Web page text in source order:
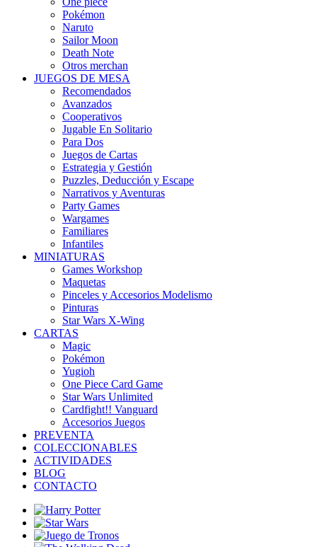
Pokémon
Naruto
Sailor Moon
Death Note
Otros merchan
JUEGOS DE MESA
Recomendados
Avanzados
Cooperativos
Jugable En Solitario
Para Dos
Juegos de Cartas
Estrategia y Gestión
Puzzles, Deducción y Escape
Narrativos y Aventuras
Party Games
Wargames
Familiares
Infantiles
MINIATURAS
Games Workshop
Maquetas
Pinceles y Accesorios Modelismo
Pinturas
Star Wars X-Wing
CARTAS
Magic
Pokémon
Yugioh
One Piece Card Game
Star Wars Unlimited
Cardfight!! Vanguard
Accesorios Juegos
PREVENTA
COLECCIONABLES
ACTIVIDADES
BLOG
CONTACTO